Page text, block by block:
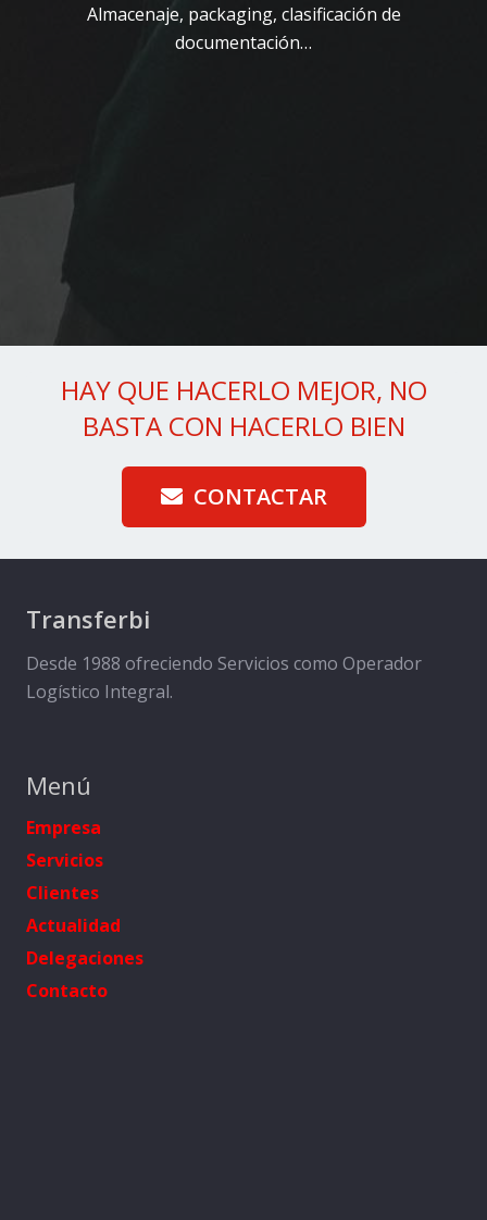
Almacenaje, packaging, clasificación de
documentación…
HAY QUE HACERLO MEJOR, NO
BASTA CON HACERLO BIEN
CONTACTAR
Transferbi
Desde 1988 ofreciendo Servicios como Operador
Logístico Integral.
Menú
Empresa
Servicios
Clientes
Actualidad
Delegaciones
Contacto